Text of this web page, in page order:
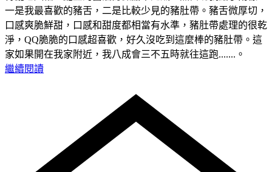
一是我最喜歡的豬舌，二是比較少見的豬肚帶。豬舌微厚切，
口感爽脆鮮甜，口感和甜度都相當有水準，豬肚帶處理的很乾
淨，QQ脆脆的口感超喜歡，好久沒吃到這麼棒的豬肚帶。這
家如果開在我家附近，我八成會三不五時就往這跑.......。
繼續閱讀